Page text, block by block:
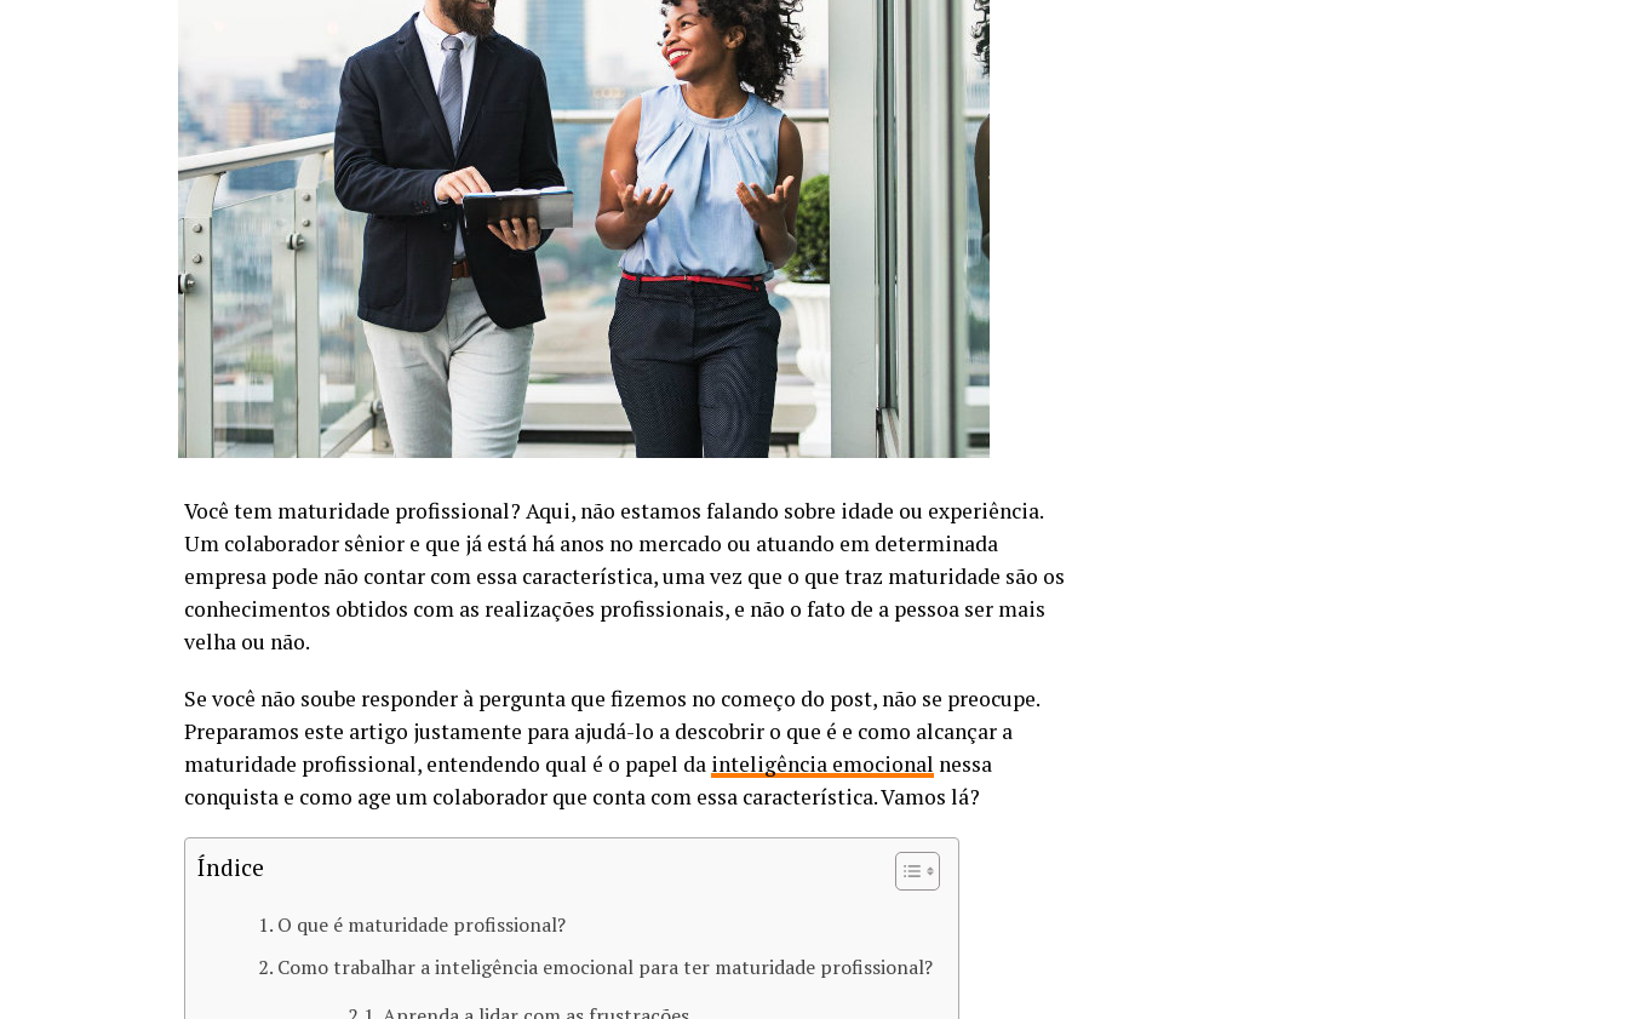
Você tem maturidade profissional? Aqui, não estamos falando sobre idade ou experiência.
Um colaborador sênior e que já está há anos no mercado ou atuando em determinada
empresa pode não contar com essa característica, uma vez que o que traz maturidade são os
conhecimentos obtidos com as realizações profissionais, e não o fato de a pessoa ser mais
velha ou não.
Se você não soube responder à pergunta que fizemos no começo do post, não se preocupe.
Preparamos este artigo justamente para ajudá-lo a descobrir o que é e como alcançar a
maturidade profissional, entendendo qual é o papel da inteligência emocional nessa
conquista e como age um colaborador que conta com essa característica. Vamos lá?
Índice
O que é maturidade profissional?
Como trabalhar a inteligência emocional para ter maturidade profissional?